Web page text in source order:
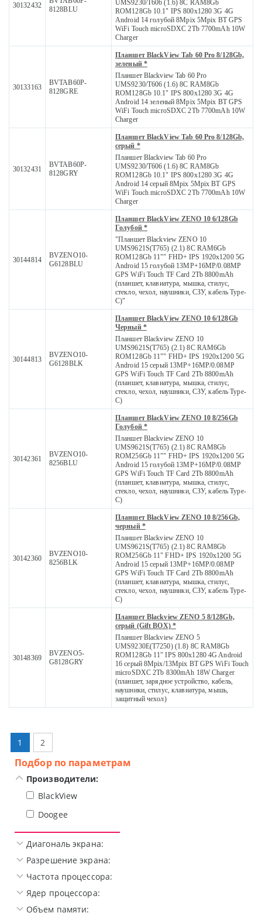
30132432
8128BLU
UMS9230/T606 (1.6) 8C RAM8Gb
ROM128Gb 10.1" IPS 800x1280 3G 4G
Android 14 голубой 8Mpix 5Mpix BT GPS
WiFi Touch microSDXC 2Tb 7700mAh 10W
Charger
30133163
BVTAB60P-
8128GRE
Планшет BlackView Tab 60 Pro 8/128Gb,
зеленый *
Планшет Blackview Tab 60 Pro
UMS9230/T606 (1.6) 8C RAM8Gb
ROM128Gb 10.1" IPS 800x1280 3G 4G
Android 14 зеленый 8Mpix 5Mpix BT GPS
WiFi Touch microSDXC 2Tb 7700mAh 10W
Charger
30132431
BVTAB60P-
8128GRY
Планшет BlackView Tab 60 Pro 8/128Gb,
серый *
Планшет Blackview Tab 60 Pro
UMS9230/T606 (1.6) 8C RAM8Gb
ROM128Gb 10.1" IPS 800x1280 3G 4G
Android 14 серый 8Mpix 5Mpix BT GPS
WiFi Touch microSDXC 2Tb 7700mAh 10W
Charger
30144814
BVZENO10-
G6128BLU
Планшет BlackView ZENO 10 6/128Gb
Голубой *
"Планшет Blackview ZENO 10
UMS9621S(T765) (2.1) 8C RAM6Gb
ROM128Gb 11"" FHD+ IPS 1920x1200 5G
Android 15 голубой 13MP+16MP/0.08MP
GPS WiFi Touch TF Card 2Tb 8800mAh
(планшет, клавиатура, мышка, стилус,
стекло, чехол, наушники, СЗУ, кабель Type-
C)"
30144813
BVZENO10-
G6128BLK
Планшет BlackView ZENO 10 6/128Gb
Черный *
Планшет Blackview ZENO 10
UMS9621S(T765) (2.1) 8C RAM6Gb
ROM128Gb 11"" FHD+ IPS 1920x1200 5G
Android 15 серый 13MP+16MP/0.08MP
GPS WiFi Touch TF Card 2Tb 8800mAh
(планшет, клавиатура, мышка, стилус,
стекло, чехол, наушники, СЗУ, кабель Type-
C)
30142361
BVZENO10-
8256BLU
Планшет BlackView ZENO 10 8/256Gb
Голубой *
Планшет Blackview ZENO 10
UMS9621S(T765) (2.1) 8C RAM8Gb
ROM256Gb 11"" FHD+ IPS 1920x1200 5G
Android 15 голубой 13MP+16MP/0.08MP
GPS WiFi Touch TF Card 2Tb 8800mAh
(планшет, клавиатура, мышка, стилус,
стекло, чехол, наушники, СЗУ, кабель Type-
C)
30142360
BVZENO10-
8256BLK
Планшет BlackView ZENO 10 8/256Gb,
черный *
Планшет Blackview ZENO 10
UMS9621S(T765) (2.1) 8C RAM8Gb
ROM256Gb 11" FHD+ IPS 1920x1200 5G
Android 15 серый 13MP+16MP/0.08MP
GPS WiFi Touch TF Card 2Tb 8800mAh
(планшет, клавиатура, мышка, стилус,
стекло, чехол, наушники, СЗУ, кабель Type-
C)
30148369
BVZENO5-
G8128GRY
Планшет Blackview ZENO 5 8/128Gb,
cерый (Gift BOX) *
Планшет Blackview ZENO 5
UMS9230E(T7250) (1.8) 8C RAM8Gb
ROM128Gb 11" IPS 800x1280 4G Android
16 серый 8Mpix/13Mpix BT GPS WiFi Touch
microSDXC 2Tb 8300mAh 18W Charger
(планшет, зарядное устройство, кабель,
наушники, стилус, клавиатура, мышь,
защитный чехол)
1 2
Подбор по параметрам
Производители:
BlackView
Doogee
Диагональ экрана:
Разрешение экрана:
Частота процессора:
Ядер процессора:
Объем памяти: